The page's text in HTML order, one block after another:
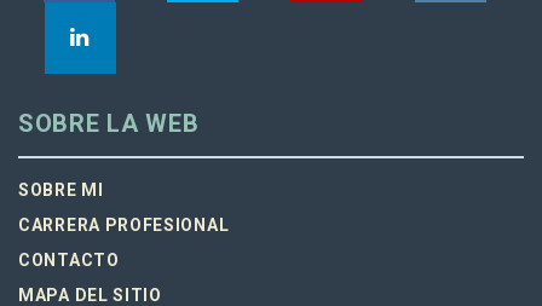
SOBRE LA WEB
SOBRE MI
CARRERA PROFESIONAL
CONTACTO
MAPA DEL SITIO